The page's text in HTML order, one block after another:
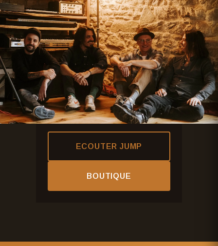
ECOUTER JUMP
BOUTIQUE